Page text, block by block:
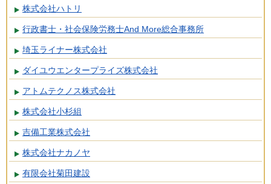
株式会社ハトリ
行政書士・社会保険労務士And More総合事務所
埼玉ライナー株式会社
ダイユウエンタープライズ株式会社
アトムテクノス株式会社
株式会社小杉組
吉備工業株式会社
株式会社ナカノヤ
有限会社菊田建設